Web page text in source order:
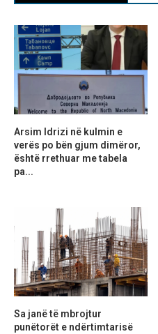
Arsim Idrizi në kulmin e
verës po bën gjum dimëror,
është rrethuar me tabela
pa...
Sa janë të mbrojtur
punëtorët e ndërtimtarisë